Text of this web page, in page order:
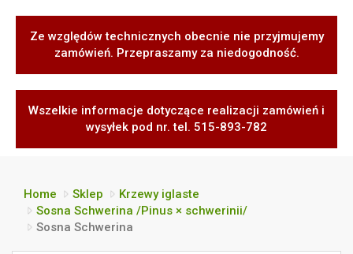
Ze względów technicznych obecnie nie przyjmujemy
zamówień. Przepraszamy za niedogodność.
Wszelkie informacje dotyczące realizacji zamówień i
wysyłek pod nr. tel. 515-893-782
Home Sklep
Krzewy iglaste
Sosna Schwerina /Pinus × schwerinii/
Sosna Schwerina